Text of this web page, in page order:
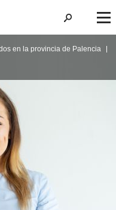
en la provincia de Palencia